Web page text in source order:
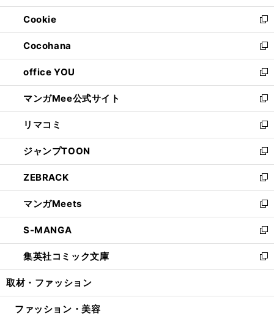
開
く
ウ
で
開
く
ン
ド
ウ
で
開
く
ウ
ィ
ン
ド
ウ
で
開
く
Cookie
新
し
い
ウ
ィ
ン
ド
ウ
で
開
く
Cocohana
新
し
い
ウ
ィ
ン
ド
ウ
で
開
く
office YOU
新
し
い
ウ
ィ
ン
ド
ウ
で
開
く
マンガMee公式サイト
新
し
い
ウ
ィ
ン
ド
ウ
で
開
く
リマコミ
新
し
い
ウ
ィ
ン
ド
ウ
で
開
く
ジャンプTOON
新
し
い
ウ
ィ
ン
ド
ウ
で
開
ZEBRACK
新
し
い
ウ
ィ
ン
ド
ウ
開
マンガMeets
新
し
い
ウ
ィ
ン
ウ
S-MANGA
新
し
い
ウ
ン
集英社コミック文庫
新
し
ウ
取材・ファッション
ファッション・美容